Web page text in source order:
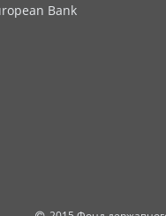
Bank